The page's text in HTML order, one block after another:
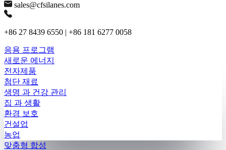
sales@cfsilanes.com
+86 27 8439 6550 | +86 181 6277 0058
응용 프로그램
새로운 에너지
전자제품
첨단 재료
생명 과 건강 관리
집 과 생활
환경 보호
건설업
농업
맞춤형 합성